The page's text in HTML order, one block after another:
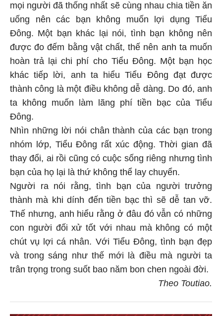
mọi người đã thống nhất sẽ cùng nhau chia tiền ăn
uống nên các bạn không muốn lợi dụng Tiểu
Đông. Một bạn khác lại nói, tình bạn không nên
được đo đếm bằng vật chất, thế nên anh ta muốn
hoàn trả lại chi phí cho Tiểu Đông. Một bạn học
khác tiếp lời, anh ta hiểu Tiểu Đông đạt được
thành công là một điều không dễ dàng. Do đó, anh
ta không muốn làm lãng phí tiền bạc của Tiểu
Đông.
Nhìn những lời nói chân thành của các bạn trong
nhóm lớp, Tiểu Đông rất xúc động. Thời gian đã
thay đổi, ai rồi cũng có cuộc sống riêng nhưng tình
bạn của họ lại là thứ không thể lay chuyển.
Người ra nói rằng, tình bạn của người trưởng
thành mà khi dính đến tiền bạc thì sẽ dễ tan vỡ.
Thế nhưng, anh hiểu rằng ở đâu đó vẫn có những
con người đối xử tốt với nhau mà không có một
chút vụ lợi cá nhân. Với Tiểu Đông, tình bạn đẹp
và trong sáng như thế mới là điều mà người ta
trân trọng trong suốt bao năm bon chen ngoài đời.
Theo Toutiao.